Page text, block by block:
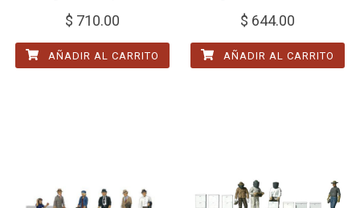
$ 710.00
AÑADIR AL CARRITO
$ 644.00
AÑADIR AL CARRITO